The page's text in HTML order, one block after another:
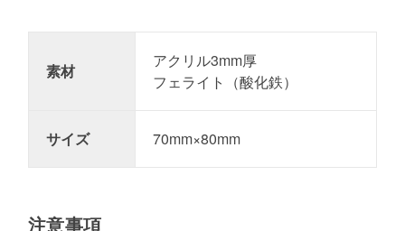
素材
アクリル3mm厚
フェライト（酸化鉄）
サイズ 70mm×80mm
注意事項